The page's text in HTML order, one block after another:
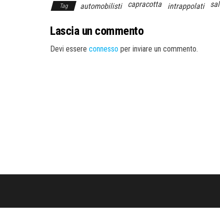
Tag automobilisti capracotta intrappolati
Lascia un commento
Devi essere connesso per inviare un commento.